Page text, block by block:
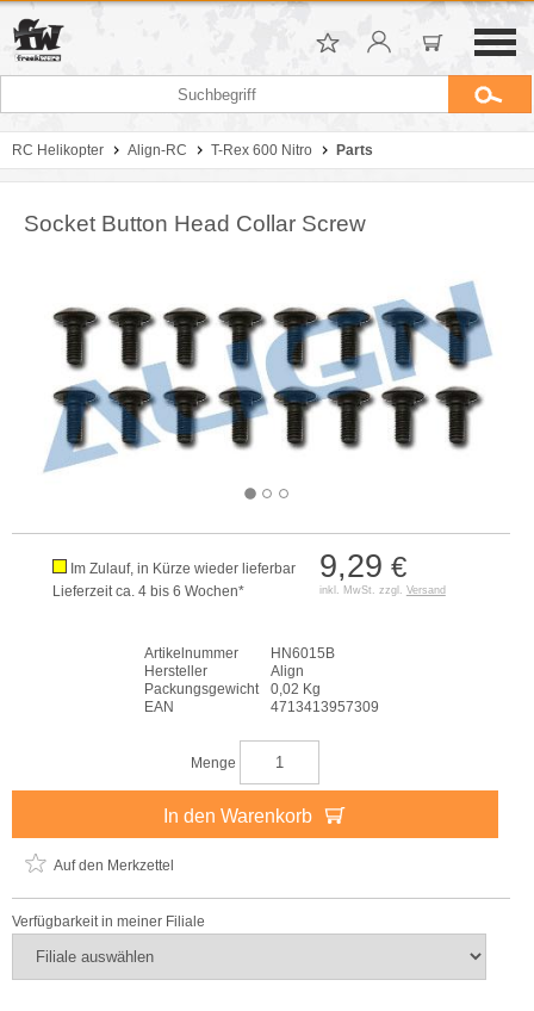
RC Helikopter Align-RC T-Rex 600 Nitro Parts
Socket Button Head Collar Screw
9,29 €
inkl. MwSt. zzgl. Versand
Im Zulauf, in Kürze wieder lieferbar
Lieferzeit ca. 4 bis 6 Wochen*
Artikelnummer
HN6015B
Hersteller
Align
Packungsgewicht
0,02 Kg
EAN
4713413957309
Menge
In den Warenkorb
Auf den Merkzettel
Verfügbarkeit in meiner Filiale